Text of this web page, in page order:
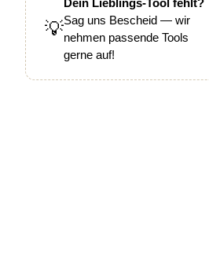
💡
Dein Lieblings-Tool fehlt?
Sag uns Bescheid — wir
nehmen passende Tools
gerne auf!